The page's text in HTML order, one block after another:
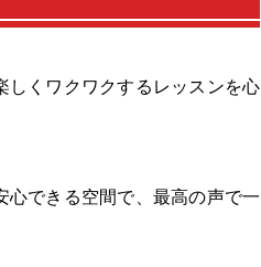
しくワクワクするレッスンを心
できる空間で、最高の声で一